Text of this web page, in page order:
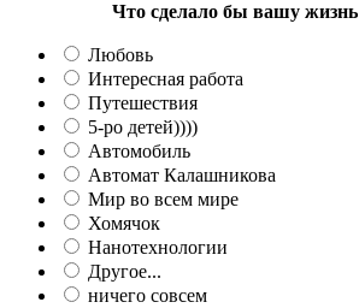
Что сделало бы вашу
Любовь
Интересная работа
Путешествия
5-ро детей))))
Автомобиль
Автомат Калашникова
Мир во всем мире
Хомячок
Нанотехнологии
Другое...
ничего совсем